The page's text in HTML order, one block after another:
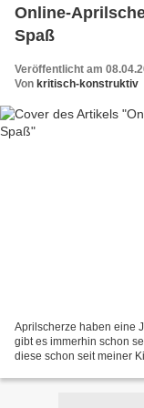
Online-
Spaß
Veröffentlicht am
Von kritisch-konstruktiv
Aprilscherze haben eine
gibt es immerhin schon
diese schon seit meiner